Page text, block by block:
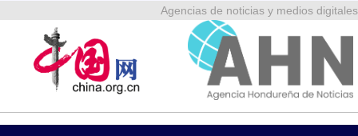
Agencias de noticias y medios digitales